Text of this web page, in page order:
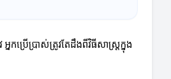
ប្រើប្រាស់ត្រូវតែដឹងពីវិធីសាស្រ្តក្នុង